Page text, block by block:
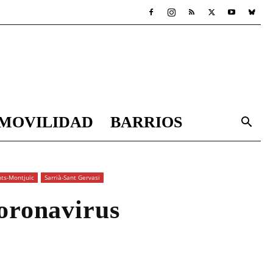
BARRIOS
Montjuïc Sarrià-Sant Gervasi